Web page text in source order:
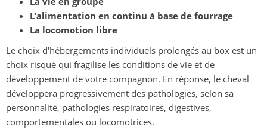
L’alimentation en continu à base de fourrage
La locomotion libre
Le choix d'hébergements individuels prolongés au box est un
choix risqué qui fragilise les conditions de vie et de
développement de votre compagnon. En réponse, le cheval
développera progressivement des pathologies, selon sa
personnalité, pathologies respiratoires, digestives,
comportementales ou locomotrices.